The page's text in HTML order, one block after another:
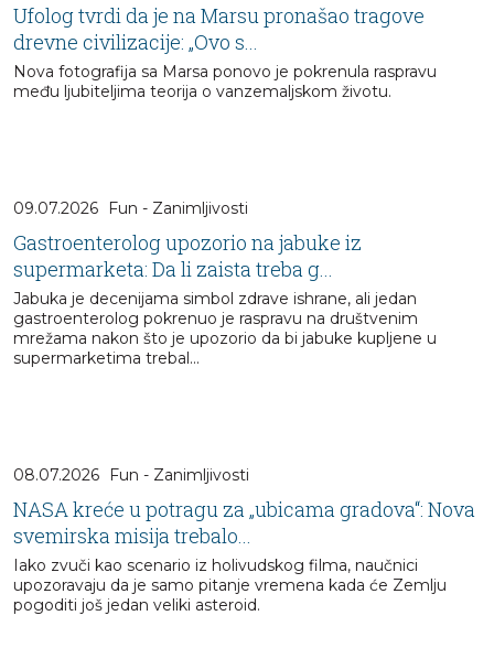
Ufolog tvrdi da je na Marsu pronašao tragove
drevne civilizacije: „Ovo s...
Nova fotografija sa Marsa ponovo je pokrenula raspravu
među ljubiteljima teorija o vanzemaljskom životu.
09.07.2026 Fun - Zanimljivosti
Gastroenterolog upozorio na jabuke iz
supermarketa: Da li zaista treba g...
Jabuka je decenijama simbol zdrave ishrane, ali jedan
gastroenterolog pokrenuo je raspravu na društvenim
mrežama nakon što je upozorio da bi jabuke kupljene u
supermarketima trebal...
08.07.2026 Fun - Zanimljivosti
NASA kreće u potragu za „ubicama gradova“: Nova
svemirska misija trebalo...
Iako zvuči kao scenario iz holivudskog filma, naučnici
upozoravaju da je samo pitanje vremena kada će Zemlju
pogoditi još jedan veliki asteroid.